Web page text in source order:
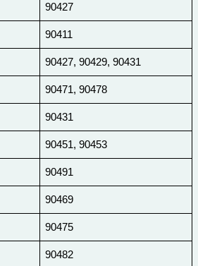
90427
90411
90427, 90429, 90431
90471, 90478
90431
90451, 90453
90491
90469
90475
90482